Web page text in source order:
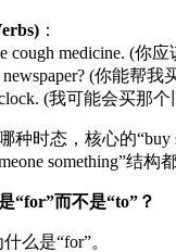
：
cough medicine. (你
newspaper? (你能帮
(我可能会买那
种时态，核心的“buy
something”结构
“for”而不是“to”？
么是“for”。